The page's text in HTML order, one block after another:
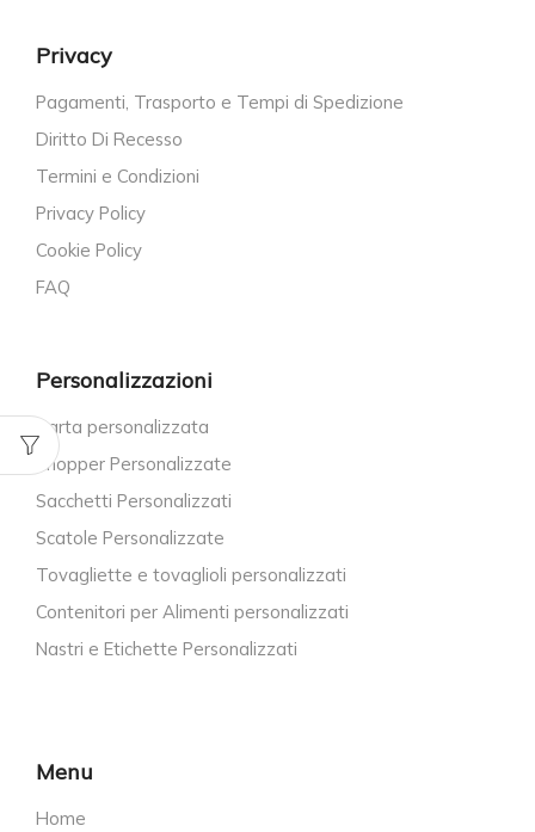
Privacy
Pagamenti, Trasporto e Tempi di Spedizione
Diritto Di Recesso
Termini e Condizioni
Privacy Policy
Cookie Policy
FAQ
Personalizzazioni
Carta personalizzata
Shopper Personalizzate
Sacchetti Personalizzati
Scatole Personalizzate
Tovagliette e tovaglioli personalizzati
Contenitori per Alimenti personalizzati
Nastri e Etichette Personalizzati
Menu
Home